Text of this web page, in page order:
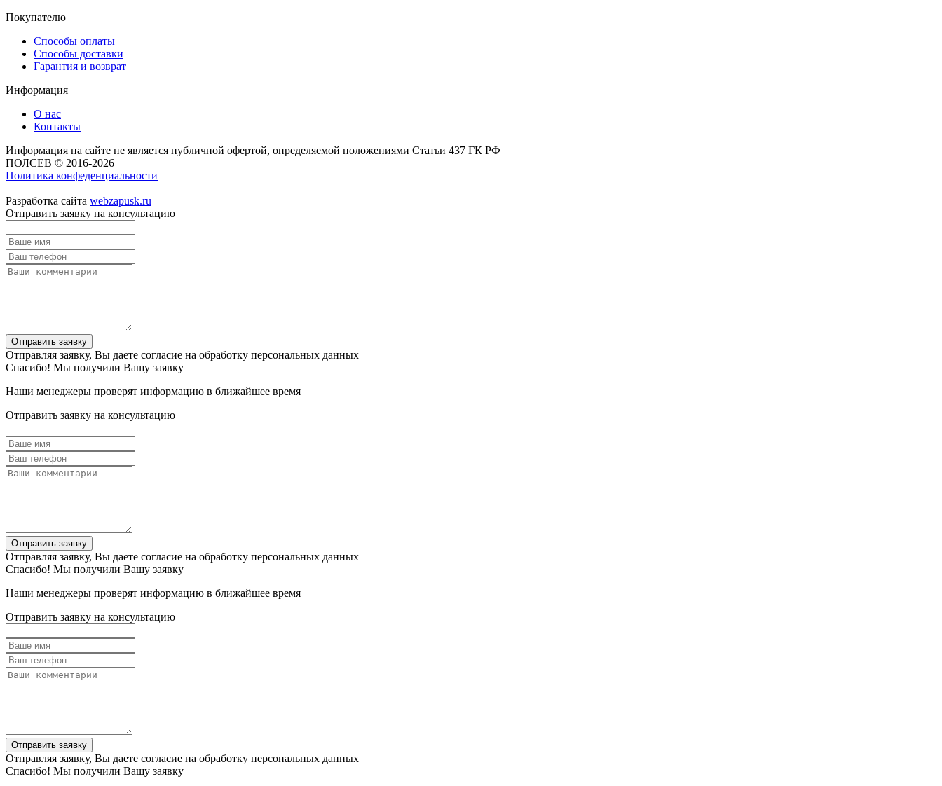
Покупателю
Способы оплаты
Способы доставки
Гарантия и возврат
Информация
О нас
Контакты
Информация на сайте не является публичной офертой, определяемой положениями Статьи 437 ГК РФ
ПОЛСЕВ © 2016-2026
Политика конфеденциальности
Разработка сайта webzapusk.ru
Отправить заявку на консультацию
Отправить заявку
Отправляя заявку, Вы даете согласие на обработку персональных данных
Спасибо! Мы получили Вашу заявку
Наши менеджеры проверят информацию в ближайшее время
Отправить заявку на консультацию
Отправить заявку
Отправляя заявку, Вы даете согласие на обработку персональных данных
Спасибо! Мы получили Вашу заявку
Наши менеджеры проверят информацию в ближайшее время
Отправить заявку на консультацию
Отправить заявку
Отправляя заявку, Вы даете согласие на обработку персональных данных
Спасибо! Мы получили Вашу заявку